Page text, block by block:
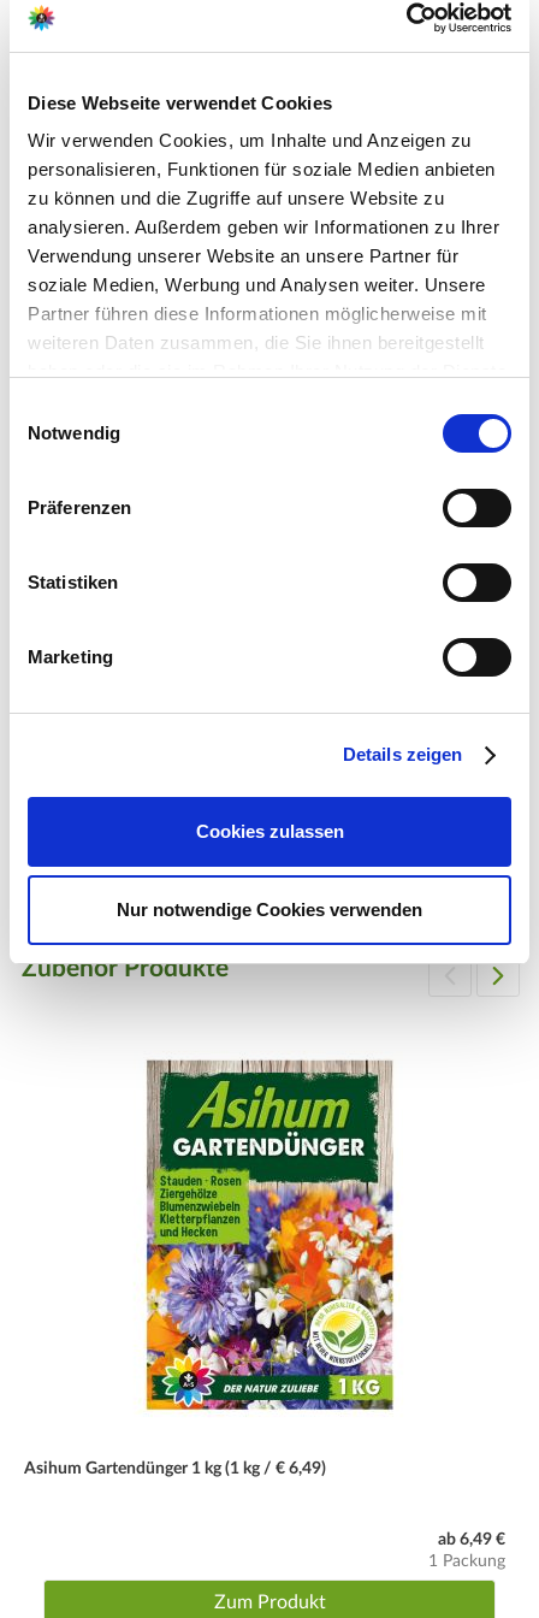
Diese Webseite verwendet Cookies
Wir verwenden Cookies, um Inhalte und Anzeigen zu
personalisieren, Funktionen für soziale Medien anbieten
zu können und die Zugriffe auf unsere Website zu
analysieren. Außerdem geben wir Informationen zu Ihrer
Verwendung unserer Website an unsere Partner für
soziale Medien, Werbung und Analysen weiter. Unsere
Partner führen diese Informationen möglicherweise mit
weiteren Daten zusammen, die Sie ihnen bereitgestellt
betätigen Sie anschließend den "OK"-Button:
Notwendig
Präferenzen
Statistiken
Marketing
Details zeigen
Cookies zulassen
Nur notwendige Cookies verwenden
Weitere Informationen
Markante violette Blütenähren, Wuchshöhe ca. 70 cm
Lieferumfang je Verpackungseinheit (VE): 3 Pflanzen
Hersteller/Importeur
Ahrens+Sieberz GmbH &
Co KG
garten.de
Standard DE-ÖKO-006
Produktspezifisch
Gedüngt wird im Frühjahr mit Asihum Gartendünger für Blüh-
und Zierpflanzen. Je nach Bodenbeschaffenheit kann im
Sommer eine Nachdüngung erfolgen.
Immer nur gießen, wenn die obere Erdschicht angetrocknet
ist. Frisches Leitungswasser wird bevorzugt.
Welke Blüten auf Höhe der Blätter stutzen. Im Frühjahr oder
Spätherbst bodennah zurückschneiden. Als Vasenschmuck
Boden: durchlässig, nährstoffreich und humos. Am besten
Zubehör Produkte
Asihum Gartendünger 1 kg (1 kg / € 6,49)
ab 6,49 €
1 Packung
Zum Produkt